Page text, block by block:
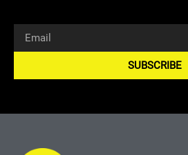
SUBSCRIBE